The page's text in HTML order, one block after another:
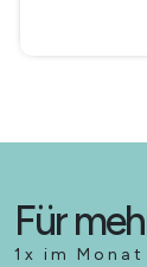
Für
1x im